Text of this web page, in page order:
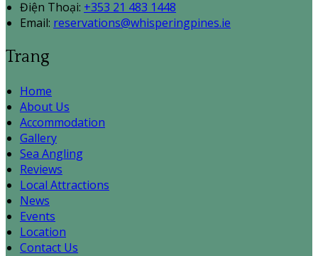
Điện Thoại: +353 21 483 1448
Email: reservations@whisperingpines.ie
Trang
Home
About Us
Accommodation
Gallery
Sea Angling
Reviews
Local Attractions
News
Events
Location
Contact Us